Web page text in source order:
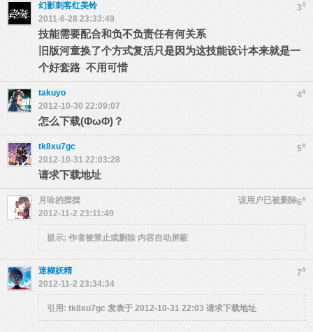
3#
幻影刺客红美铃
2011-6-28 23:33:49
技能需要配合和负不负责任有何关系
旧版河童换了个方式复活只是因为这技能设计本来就是一
个好套路 不用可惜
4#
takuyo
2012-10-30 22:09:07
怎么下载(ΦωΦ)？
5#
tk8xu7gc
2012-10-31 22:03:28
请求下载地址
6#
月咏的摆摆
该用户已被删除
2012-11-2 23:11:49
提示: 作者被禁止或删除 内容自动屏蔽
7#
迷糊妖精
2012-11-2 23:34:34
引用: tk8xu7gc 发表于 2012-10-31 22:03 请求下载地址